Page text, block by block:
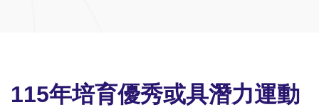
115年培育優秀或具潛力運動